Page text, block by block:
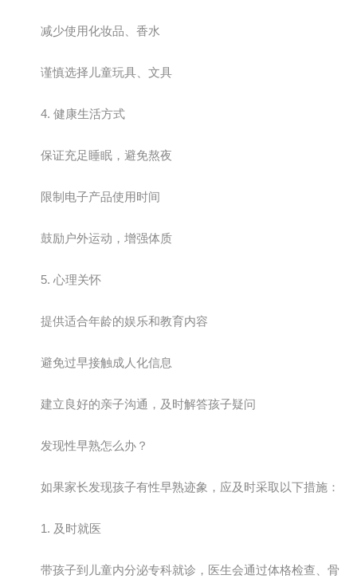
减少使用化妆品、香水
谨慎选择儿童玩具、文具
4. 健康生活方式
保证充足睡眠，避免熬夜
限制电子产品使用时间
鼓励户外运动，增强体质
5. 心理关怀
提供适合年龄的娱乐和教育内容
避免过早接触成人化信息
建立良好的亲子沟通，及时解答孩子疑问
发现性早熟怎么办？
如果家长发现孩子有性早熟迹象，应及时采取以下措施：
1. 及时就医
带孩子到儿童内分泌专科就诊，医生会通过体格检查、骨